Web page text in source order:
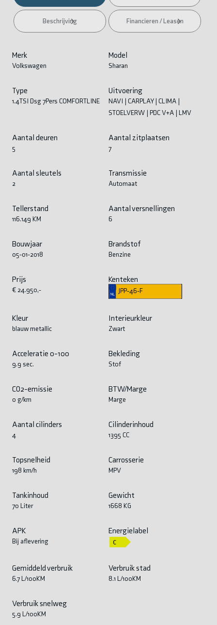
Beschrijving Financieren / Leasen
Merk
Volkswagen
Model
Sharan
Type
1.4TSI Dsg 7Pers COMFORTLINE
Uitvoering
NAVI | CARPLAY | CLIMA |
STOELVERW | PDC V+A | LMV
Aantal deuren
5
Aantal zitplaatsen
7
Aantal sleutels
2
Transmissie
Automaat
Tellerstand
116.149 KM
Aantal versnellingen
6
Bouwjaar
05-01-2018
Brandstof
Benzine
Prijs
€ 24.950,-
Kenteken
JPP-46-F
Kleur
blauw metallic
Interieurkleur
Zwart
Acceleratie 0-100
9.9 sec.
Bekleding
Stof
CO2-emissie
0 g/km
BTW/Marge
Marge
Aantal cilinders
4
Cilinderinhoud
1395 CC
Topsnelheid
198 km/h
Carrosserie
MPV
Tankinhoud
70 Liter
Gewicht
1668 KG
APK
Bij aflevering
Energielabel
Gemiddeld verbruik
6.7 L/100KM
Verbruik stad
8.1 L/100KM
Verbruik snelweg
5.9 L/100KM